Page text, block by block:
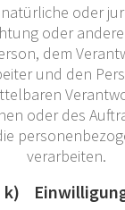
oder
oder
dem
und den
oder des
verarbeiten.
k)